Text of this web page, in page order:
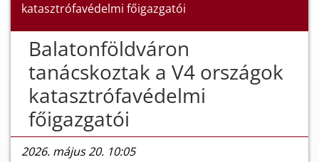
katasztrófavédelmi főigazgatói
Balatonföldváron
tanácskoztak a V4 országok
katasztrófavédelmi
főigazgatói
2026. május 20. 10:05